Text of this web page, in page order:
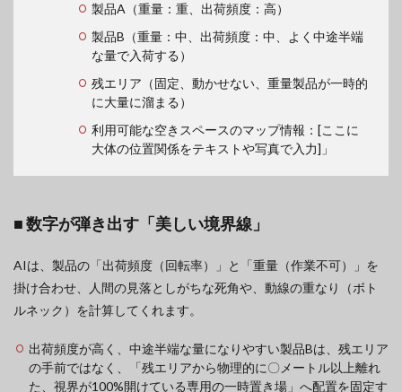
製品A（重量：重、出荷頻度：高）
製品B（重量：中、出荷頻度：中、よく中途半端
な量で入荷する）
残エリア（固定、動かせない、重量製品が一時的
に大量に溜まる）
利用可能な空きスペースのマップ情報：[ここに
大体の位置関係をテキストや写真で入力]」
■ 数字が弾き出す「美しい境界線」
AIは、製品の「出荷頻度（回転率）」と「重量（作業不可）」を
掛け合わせ、人間の見落としがちな死角や、動線の重なり（ボト
ルネック）を計算してくれます。
出荷頻度が高く、中途半端な量になりやすい製品Bは、残エリア
の手前ではなく、「残エリアから物理的に〇メートル以上離れ
た、視界が100%開けている専用の一時置き場」へ配置を固定す